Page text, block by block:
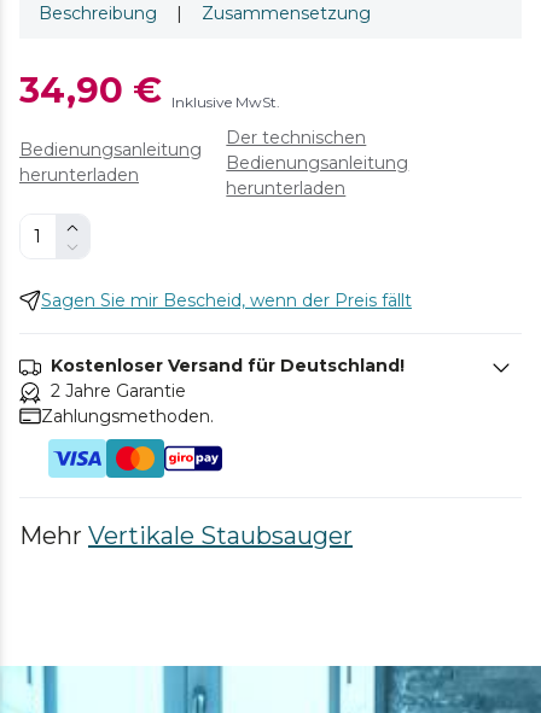
Beschreibung | Zusammensetzung
34,90 € Inklusive MwSt.
Bedienungsanleitung
herunterladen
Der technischen
Bedienungsanleitung
herunterladen
Sagen Sie mir Bescheid, wenn der Preis fällt
Kostenloser Versand für Deutschland!
2 Jahre Garantie
Zahlungsmethoden.
Mehr Vertikale Staubsauger